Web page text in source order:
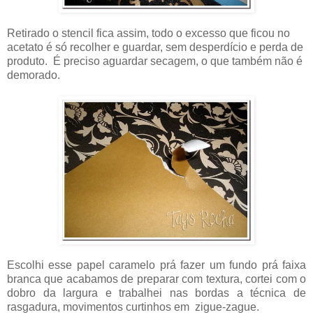
Retirado o stencil fica assim, todo o excesso que ficou no
acetato é só recolher e guardar, sem desperdício e perda de
produto. É preciso aguardar secagem, o que também não é
demorado.
Escolhi esse papel caramelo prá fazer um fundo prá faixa
branca que acabamos de preparar com textura, cortei com o
dobro da largura e trabalhei nas bordas a técnica de
rasgadura, movimentos curtinhos em zigue-zague.